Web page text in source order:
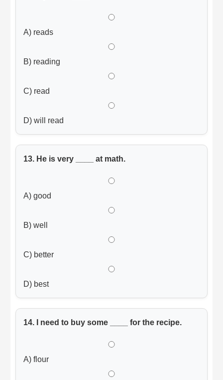
A) reads
B) reading
C) read
D) will read
13. He is very ____ at math.
A) good
B) well
C) better
D) best
14. I need to buy some ____ for the recipe.
A) flour